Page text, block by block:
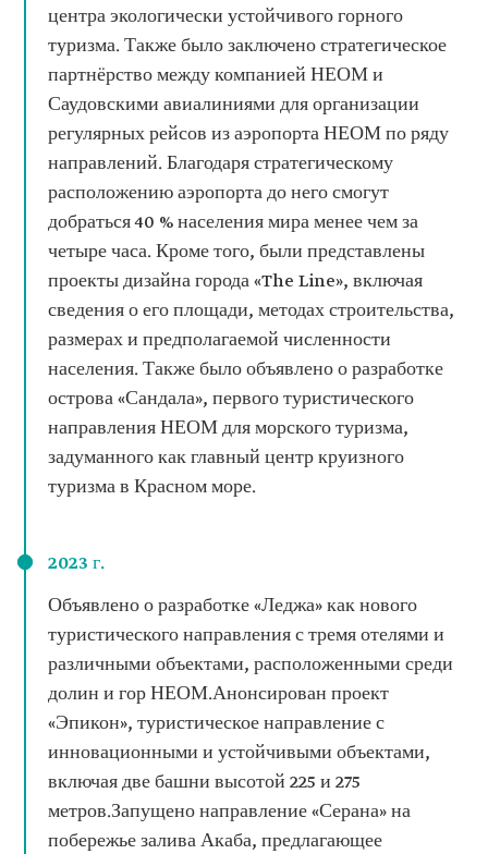
центра экологически устойчивого горного
туризма. Также было заключено стратегическое
партнёрство между компанией НЕОМ и
Саудовскими авиалиниями для организации
регулярных рейсов из аэропорта НЕОМ по ряду
направлений. Благодаря стратегическому
расположению аэропорта до него смогут
добраться 40 % населения мира менее чем за
четыре часа. Кроме того, были представлены
проекты дизайна города «The Line», включая
сведения о его площади, методах строительства,
размерах и предполагаемой численности
населения. Также было объявлено о разработке
острова «Сандала», первого туристического
направления НЕОМ для морского туризма,
задуманного как главный центр круизного
туризма в Красном море.
2023 г.
Объявлено о разработке «Леджа» как нового
туристического направления с тремя отелями и
различными объектами, расположенными среди
долин и гор НЕОМ.Анонсирован проект
«Эпикон», туристическое направление с
инновационными и устойчивыми объектами,
включая две башни высотой 225 и 275
метров.Запущено направление «Серана» на
побережье залива Акаба, предлагающее